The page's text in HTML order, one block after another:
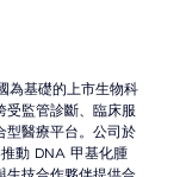
為基礎的上市生物科
受監管診斷、臨床服
型醫療平台。公司於
動 DNA 甲基化腫